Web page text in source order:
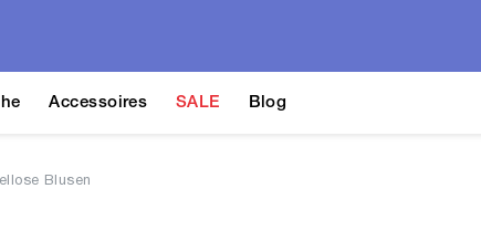
Accessoires SALE Blog
Blusen